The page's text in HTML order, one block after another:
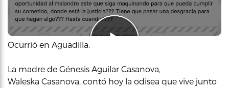
Ocurrió en Aguadilla.
La madre de Génesis Aguilar Casanova,
Waleska Casanova, contó hoy la odisea que vive junto